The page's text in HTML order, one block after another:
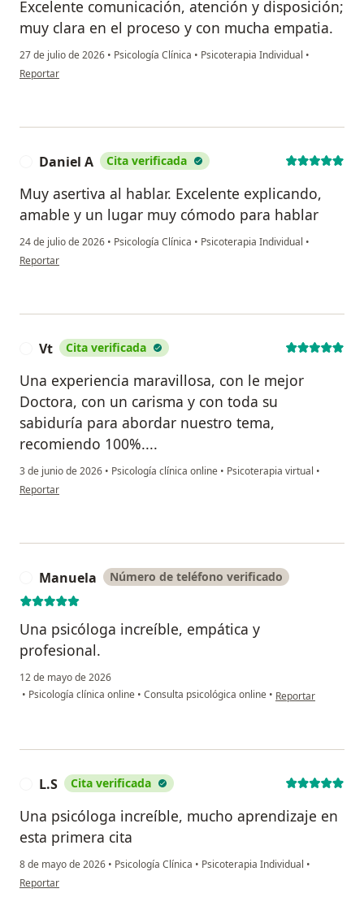
Excelente comunicación, atención y disposición;
muy clara en el proceso y con mucha empatia.
27 de julio de 2026 • Psicología Clínica • Psicoterapia Individual •
en opinión del usuario MAG
Reportar
Daniel A Cita verificada
Muy asertiva al hablar. Excelente explicando,
amable y un lugar muy cómodo para hablar
24 de julio de 2026 • Psicología Clínica • Psicoterapia Individual •
en opinión del usuario Daniel A
Reportar
Vt Cita verificada
Una experiencia maravillosa, con le mejor
Doctora, con un carisma y con toda su
sabiduría para abordar nuestro tema,
recomiendo 100%....
3 de junio de 2026 • Psicología clínica online • Psicoterapia virtual •
en opinión del usuario Vt
Reportar
Manuela Número de teléfono verificado
Una psicóloga increíble, empática y
profesional.
12 de mayo de 2026
• Psicología clínica online • Consulta psicológica online • en opinión del
Reportar
L.S Cita verificada
Una psicóloga increíble, mucho aprendizaje en
esta primera cita
8 de mayo de 2026 • Psicología Clínica • Psicoterapia Individual •
en opinión del usuario L.S
Reportar